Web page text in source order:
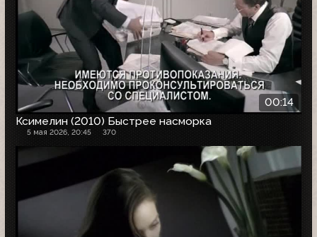
00:14
Ксимелин (2010) Быстрее насморка
5 мая 2026, 20:45 370